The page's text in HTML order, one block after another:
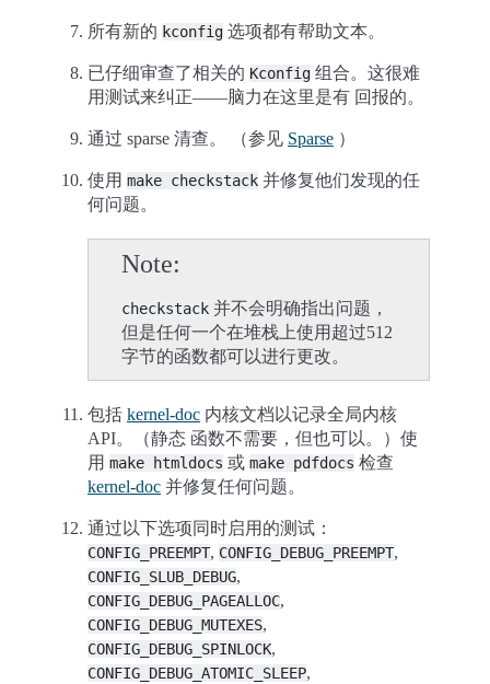
所有新的 kconfig 选项都有帮助文本。
已仔细审查了相关的 Kconfig 组合。这很难
用测试来纠正——脑力在这里是有 回报的。
通过 sparse 清查。 （参见 Sparse ）
使用 make checkstack 并修复他们发现的任
何问题。
Note
checkstack 并不会明确指出问题，
但是任何一个在堆栈上使用超过512
字节的函数都可以进行更改。
包括 kernel-doc 内核文档以记录全局内核
API。（静态 函数不需要，但也可以。）使
用 make htmldocs 或 make pdfdocs 检查
kernel-doc 并修复任何问题。
通过以下选项同时启用的测试：
CONFIG_PREEMPT, CONFIG_DEBUG_PREEMPT,
CONFIG_SLUB_DEBUG,
CONFIG_DEBUG_PAGEALLOC,
CONFIG_DEBUG_MUTEXES,
CONFIG_DEBUG_SPINLOCK,
CONFIG_DEBUG_ATOMIC_SLEEP,